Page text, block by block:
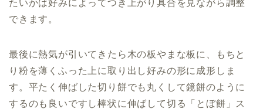
たいかは好みによってつき上がり具合を見ながら調整
できます。
最後に熱気が引いてきたら木の板やまな板に
、もちと
り粉を薄くふった上に取り出し好みの形に成形しま
す。平たく伸ばした切り餅でも丸くして鏡餅のように
するのも良いですし棒状に伸ばして切る「とぼ餅」ス